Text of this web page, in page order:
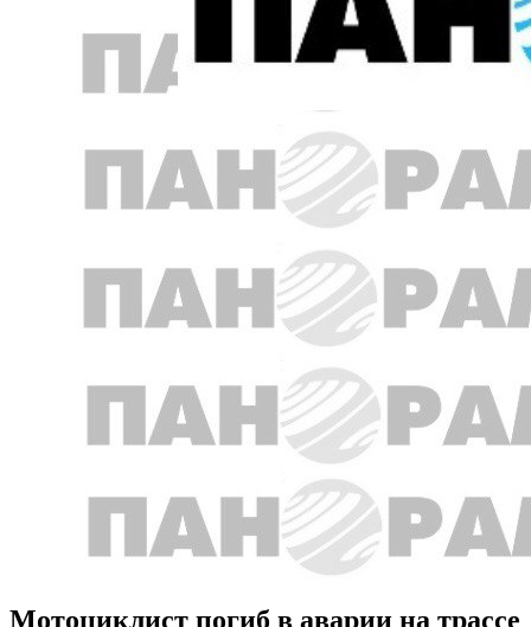
Мотоциклист погиб в аварии на трассе